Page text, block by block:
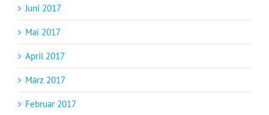
Juni 2017
Mai 2017
April 2017
März 2017
Februar 2017